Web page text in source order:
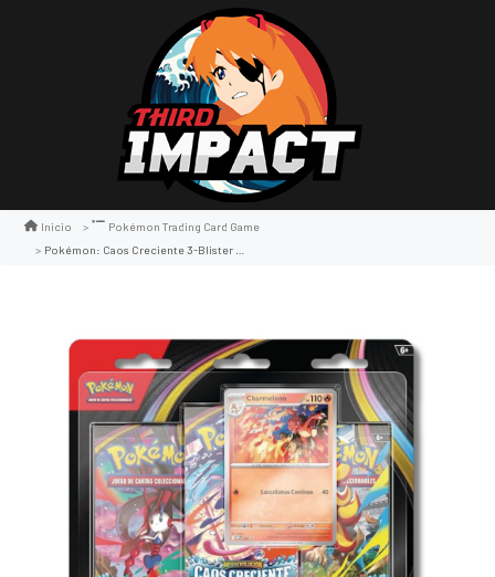
Inicio
Pokémon Trading Card Game
Pokémon: Caos Creciente 3-Blister Pack